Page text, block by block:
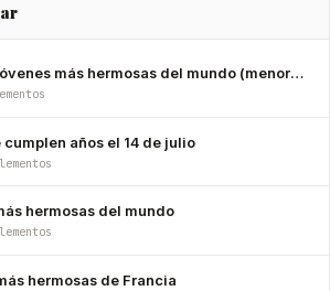
más hermosas del mundo (menores de 30 años)
cumplen años el 14 de julio
hermosas del mundo
hermosas de Francia